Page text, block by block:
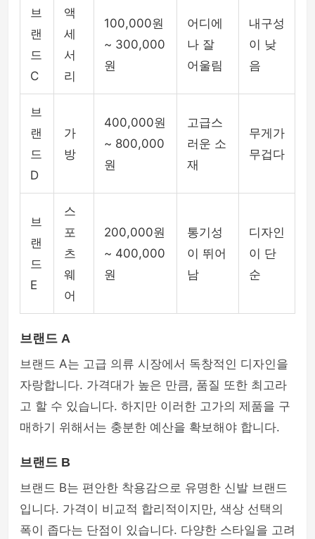
브
랜
드
C
액
세
서
리
100,000원
~ 300,000
원
어디에
나 잘
어울림
내구성
이 낮
음
브
랜
드
D
가
방
400,000원
~ 800,000
원
고급스
러운 소
재
무게가
무겁다
브
랜
드
E
스
포
츠
웨
어
200,000원
~ 400,000
원
통기성
이 뛰어
남
디자인
이 단
순
브랜드 A
브랜드 A는 고급 의류 시장에서 독창적인 디자인을
자랑합니다. 가격대가 높은 만큼, 품질 또한 최고라
고 할 수 있습니다. 하지만 이러한 고가의 제품을 구
매하기 위해서는 충분한 예산을 확보해야 합니다.
브랜드 B
브랜드 B는 편안한 착용감으로 유명한 신발 브랜드
입니다. 가격이 비교적 합리적이지만, 색상 선택의
폭이 좁다는 단점이 있습니다. 다양한 스타일을 고려